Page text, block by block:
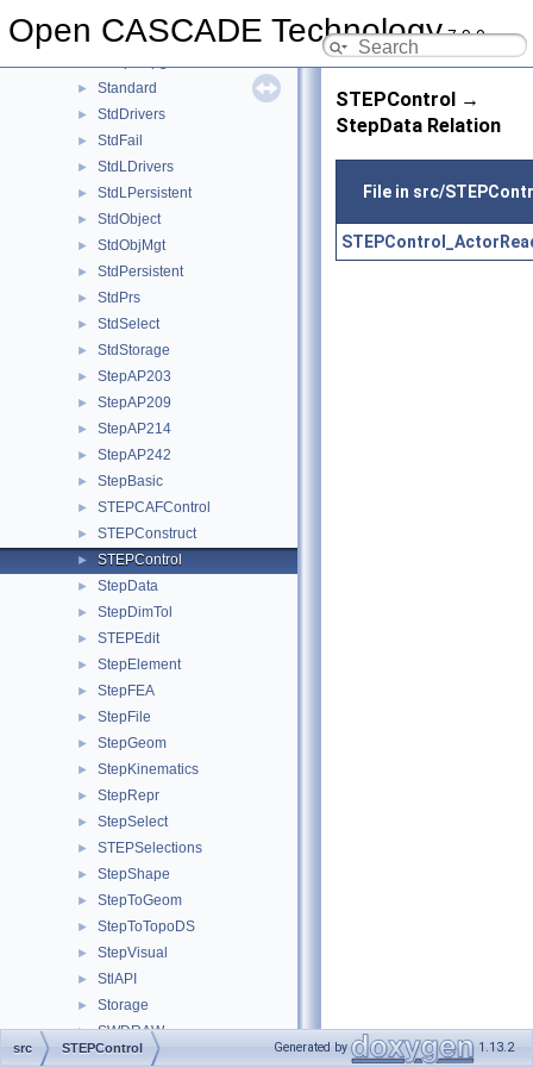
Open CASCADE Technology7.9.0
ShapeProcessAPI
► Standard
► StdDrivers
► StdFail
► StdLDrivers
► StdLPersistent
► StdObject
► StdObjMgt
► StdPersistent
► StdPrs
► StdSelect
► StdStorage
► StepAP203
► StepAP209
► StepAP214
► StepAP242
► StepBasic
► STEPCAFControl
► STEPConstruct
► STEPControl
► StepData
► StepDimTol
► STEPEdit
► StepElement
► StepFEA
► StepFile
► StepGeom
► StepKinematics
► StepRepr
► StepSelect
► STEPSelections
► StepShape
► StepToGeom
► StepToTopoDS
► StepVisual
► StlAPI
► Storage
► SWDRAW
► Sweep
STEPControl →
StepData Relation
File in src/
src STEPControl Generated by 1.13.2